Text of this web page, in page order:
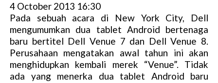
4 October 2013 16:30
Pada sebuah acara di New York City, Dell
mengumumkan dua tablet Android bertenaga
baru bertitel Dell Venue 7 dan Dell Venue 8.
Perusahaan mengatakan awal tahun ini akan
menghidupkan kembali merek “Venue”. Tidak
ada yang menerka dua tablet Android baru